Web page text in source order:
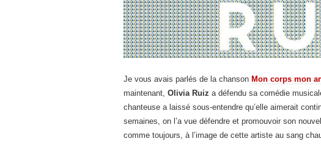
Je vous avais parlés de la chanson Mon corps mon
maintenant, Olivia Ruiz a défendu sa comédie
chanteuse a laissé sous-entendre qu’elle aimerait
semaines, on l’a vue défendre et promouvoir son
comme toujours, à l’image de cette artiste au sang